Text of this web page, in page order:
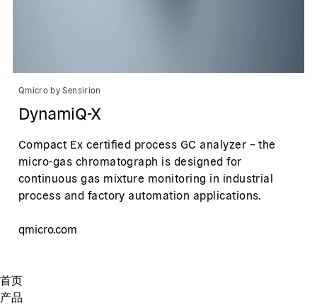
Qmicro by Sensirion
DynamiQ-X
Compact Ex certified process GC analyzer – the
micro-gas chromatograph is designed for
continuous gas mixture monitoring in industrial
process and factory automation applications.
qmicro.com
首页
产品